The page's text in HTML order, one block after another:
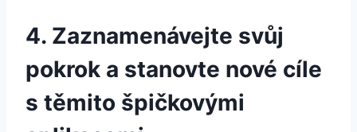
4. Zaznamenávejte svůj
pokrok a stanovte nové cíle
s těmito špičkovými